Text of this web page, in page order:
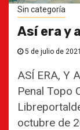
Sin categoría
Así era y
5 de julio de 2021
ASÍ ERA, Y
Penal Topo
octubre de